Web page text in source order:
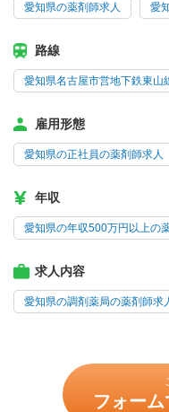
愛知県の薬剤師求人 愛
路線
愛知県名古屋市営地下鉄東山
雇用形態
愛知県の正社員の薬剤師求人
年収
愛知県の年収500万円以上の
求人内容
愛知県の調剤薬局の薬剤師求
フォー